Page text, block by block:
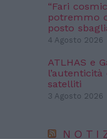
“Fari
potremmo
posto
4 Agosto 2026
ATLHAS e
satelliti
3 Agosto 2026